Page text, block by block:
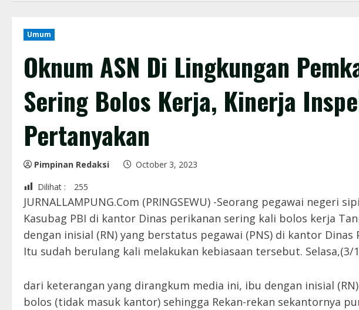
Umum
Oknum ASN Di Lingkungan
Sering Bolos Kerja, Kinerja
Pertanyakan
Pimpinan Redaksi
October 3, 2023
Dilihat :
255
JURNALLAMPUNG.Com (PRINGSEWU) -Seorang pegawai negeri
Kasubag PBI di kantor Dinas perikanan sering kali bolos kerja
dengan inisial (RN) yang berstatus pegawai (PNS) di kantor Dinas
Itu sudah berulang kali melakukan kebiasaan tersebut. Selasa,(3/
dari keterangan yang dirangkum media ini, ibu dengan inisial
bolos (tidak masuk kantor) sehingga Rekan-rekan sekantornya